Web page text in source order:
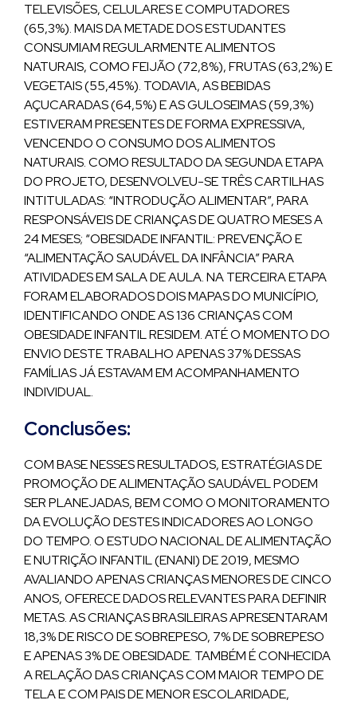
TELEVISÕES, CELULARES E COMPUTADORES
(65,3%). MAIS DA METADE DOS ESTUDANTES
CONSUMIAM REGULARMENTE ALIMENTOS
NATURAIS, COMO FEIJÃO (72,8%), FRUTAS (63,2%) E
VEGETAIS (55,45%). TODAVIA, AS BEBIDAS
AÇUCARADAS (64,5%) E AS GULOSEIMAS (59,3%)
ESTIVERAM PRESENTES DE FORMA EXPRESSIVA,
VENCENDO O CONSUMO DOS ALIMENTOS
NATURAIS. COMO RESULTADO DA SEGUNDA ETAPA
DO PROJETO, DESENVOLVEU-SE TRÊS CARTILHAS
INTITULADAS: “INTRODUÇÃO ALIMENTAR”, PARA
RESPONSÁVEIS DE CRIANÇAS DE QUATRO MESES A
24 MESES; “OBESIDADE INFANTIL: PREVENÇÃO E
“ALIMENTAÇÃO SAUDÁVEL DA INFÂNCIA” PARA
ATIVIDADES EM SALA DE AULA. NA TERCEIRA ETAPA
FORAM ELABORADOS DOIS MAPAS DO MUNICÍPIO,
IDENTIFICANDO ONDE AS 136 CRIANÇAS COM
OBESIDADE INFANTIL RESIDEM. ATÉ O MOMENTO DO
ENVIO DESTE TRABALHO APENAS 37% DESSAS
FAMÍLIAS JÁ ESTAVAM EM ACOMPANHAMENTO
INDIVIDUAL.
Conclusões:
COM BASE NESSES RESULTADOS, ESTRATÉGIAS DE
PROMOÇÃO DE ALIMENTAÇÃO SAUDÁVEL PODEM
SER PLANEJADAS, BEM COMO O MONITORAMENTO
DA EVOLUÇÃO DESTES INDICADORES AO LONGO
DO TEMPO. O ESTUDO NACIONAL DE ALIMENTAÇÃO
E NUTRIÇÃO INFANTIL (ENANI) DE 2019, MESMO
AVALIANDO APENAS CRIANÇAS MENORES DE CINCO
ANOS, OFERECE DADOS RELEVANTES PARA DEFINIR
METAS. AS CRIANÇAS BRASILEIRAS APRESENTARAM
18,3% DE RISCO DE SOBREPESO, 7% DE SOBREPESO
E APENAS 3% DE OBESIDADE. TAMBÉM É CONHECIDA
A RELAÇÃO DAS CRIANÇAS COM MAIOR TEMPO DE
TELA E COM PAIS DE MENOR ESCOLARIDADE,